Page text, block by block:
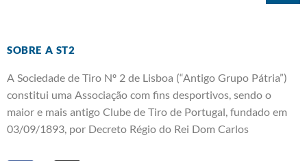
SOBRE A ST2
A Sociedade de Tiro Nº 2 de Lisboa (“Antigo Grupo Pátria”)
constitui uma Associação com fins desportivos, sendo o
maior e mais antigo Clube de Tiro de Portugal, fundado em
03/09/1893, por Decreto Régio do Rei Dom Carlos